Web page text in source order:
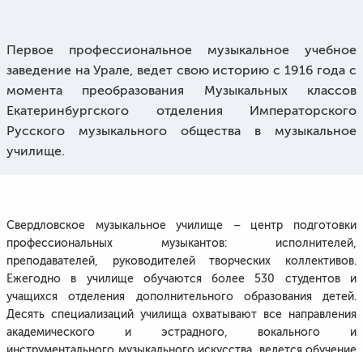
Первое профессиональное музыкальное учебное
заведение на Урале, ведет свою историю с 1916 года с
момента преобразования Музыкальных классов
Екатеринбургского отделения Императорского
Русского музыкального общества в музыкальное
училище.
Свердловское музыкальное училище – центр подготовки
профессиональных музыкантов: исполнителей,
преподавателей, руководителей творческих коллективов.
Ежегодно в училище обучаются более 530 студентов и
учащихся отделения дополнительного образования детей.
Десять специализаций училища охватывают все направления
академического и эстрадного, вокального и